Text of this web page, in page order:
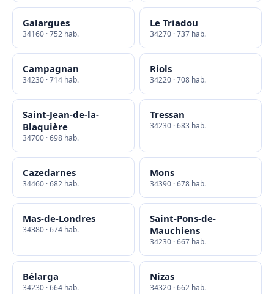
Galargues
34160 · 752 hab.
Le Triadou
34270 · 737 hab.
Campagnan
34230 · 714 hab.
Riols
34220 · 708 hab.
Saint-Jean-de-la-
Blaquière
34700 · 698 hab.
Tressan
34230 · 683 hab.
Cazedarnes
34460 · 682 hab.
Mons
34390 · 678 hab.
Mas-de-Londres
34380 · 674 hab.
Saint-Pons-de-
Mauchiens
34230 · 667 hab.
Bélarga
34230 · 664 hab.
Nizas
34320 · 662 hab.